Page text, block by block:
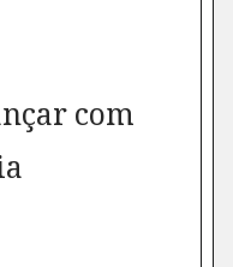
com